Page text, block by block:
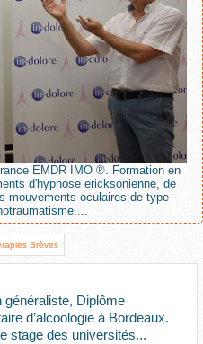
EMDR IMO ®. Formation en
d'hypnose ericksonienne, de
mouvements oculaires de type
Brèves
généraliste, Diplôme
d’alcoologie à Bordeaux.
stage des universités...